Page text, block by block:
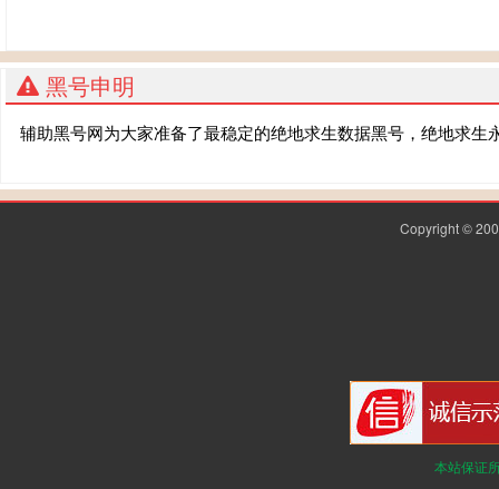
黑号申明
辅助黑号网为大家准备了最稳定的绝地求生数据黑号，绝地求
Copyright ©
本站保证